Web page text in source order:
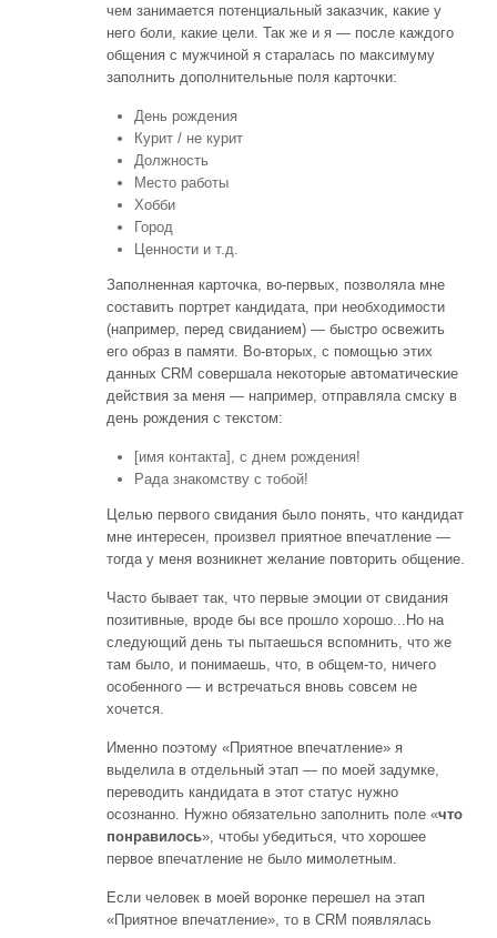
чем занимается потенциальный заказчик, какие у
него боли, какие цели. Так же и я — после каждого
общения с мужчиной я старалась по максимуму
заполнить дополнительные поля карточки:
День рождения
Курит / не курит
Должность
Место работы
Хобби
Город
Ценности и т.д.
Заполненная карточка, во-первых, позволяла мне
составить портрет кандидата, при необходимости
(например, перед свиданием) — быстро освежить
его образ в памяти. Во-вторых, с помощью этих
данных CRM совершала некоторые автоматические
действия за меня — например, отправляла смску в
день рождения с текстом:
[имя контакта], с днем рождения!
Рада знакомству с тобой!
Целью первого свидания было понять, что кандидат
мне интересен, произвел приятное впечатление —
тогда у меня возникнет желание повторить общение.
Часто бывает так, что первые эмоции от свидания
позитивные, вроде бы все прошло хорошо...Но на
следующий день ты пытаешься вспомнить, что же
там было, и понимаешь, что, в общем-то, ничего
особенного — и встречаться вновь совсем не
хочется.
Именно поэтому «Приятное впечатление» я
выделила в отдельный этап — по моей задумке,
переводить кандидата в этот статус нужно
осознанно. Нужно обязательно заполнить поле «что
понравилось», чтобы убедиться, что хорошее
первое впечатление не было мимолетным.
Если человек в моей воронке перешел на этап
«Приятное впечатление», то в CRM появлялась